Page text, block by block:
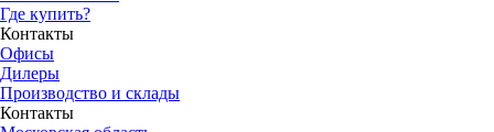
Где купить?
Контакты
Офисы
Дилеры
Производство и склады
Контакты